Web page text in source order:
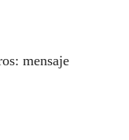
mensaje